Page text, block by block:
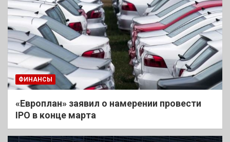
ФИНАНСЫ
«Европлан» заявил о намерении провести
IPO в конце марта